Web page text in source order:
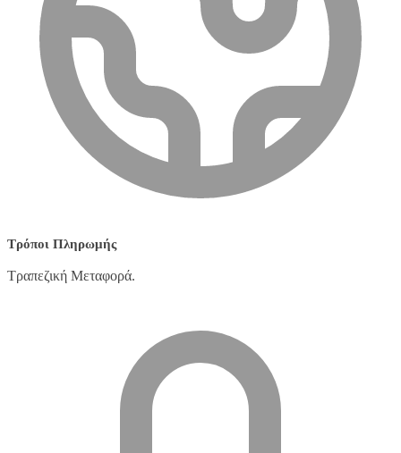
Τρόποι Πληρωμής
Τραπεζική Μεταφορά.